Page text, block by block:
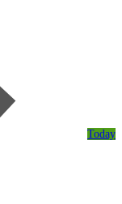
Today